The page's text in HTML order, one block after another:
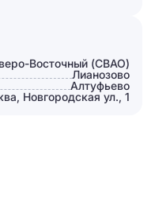
Восточный (СВАО)
Лианозово
Алтуфьево
Новгородская ул., 1